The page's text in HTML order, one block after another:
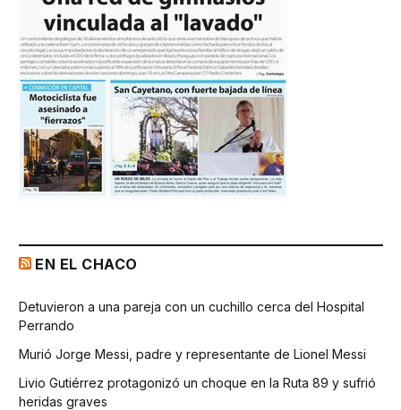
EN EL CHACO
Detuvieron a una pareja con un cuchillo cerca del Hospital
Perrando
Murió Jorge Messi, padre y representante de Lionel Messi
Livio Gutiérrez protagonizó un choque en la Ruta 89 y sufrió
heridas graves